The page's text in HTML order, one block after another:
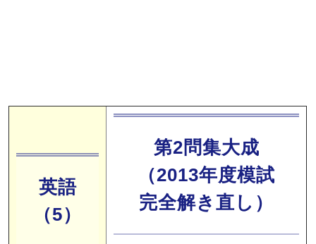
英語
（5）
第2問集大成
（2013年度模試
完全解き直し）